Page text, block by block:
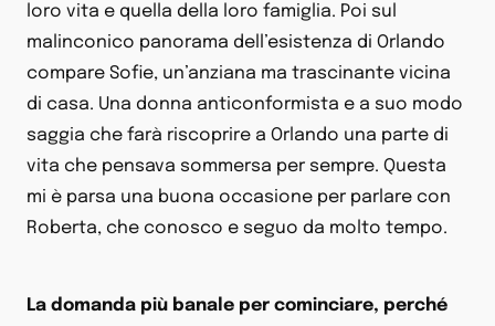
loro vita e quella della loro famiglia. Poi sul
malinconico panorama dell’esistenza di Orlando
compare Sofie, un’anziana ma trascinante vicina
di casa. Una donna anticonformista e a suo modo
saggia che farà riscoprire a Orlando una parte di
vita che pensava sommersa per sempre. Questa
mi è parsa una buona occasione per parlare con
Roberta, che conosco e seguo da molto tempo.
La domanda più banale per cominciare, perché